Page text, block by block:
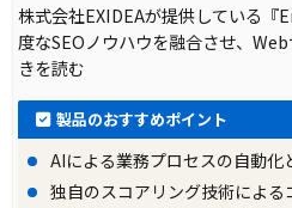
株式会社EXIDEAが提供している
度なSEOノウハウを融合させ、
きを読む
製品のおすすめポイント
AIによる業務プロセスの自動化
独自のスコアリング技術によ